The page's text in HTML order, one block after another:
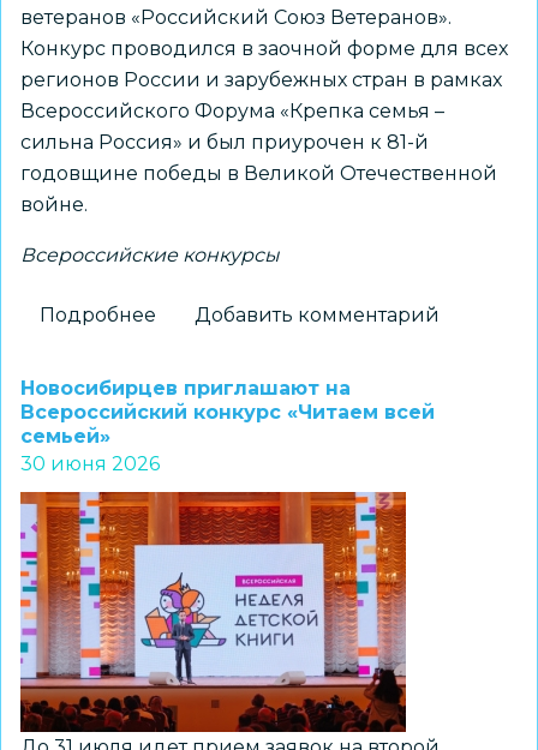
ветеранов «Российский Союз Ветеранов».
Конкурс проводился в заочной форме для всех
регионов России и зарубежных стран в рамках
Всероссийского Форума «Крепка семья –
сильна Россия» и был приурочен к 81-й
годовщине победы в Великой Отечественной
войне.
Всероссийские конкурсы
Подробнее
занял
место
на
XIV
конкурсе
«Моя
семейная
реликвия»
Добавить комментарий
Новосибирцев приглашают на
Всероссийский конкурс «Читаем всей
семьей»
30 июня 2026